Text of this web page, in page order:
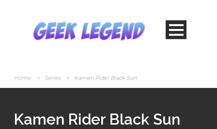
Home > Séries > Kamen Rider Black Sun
Kamen Rider Black Sun